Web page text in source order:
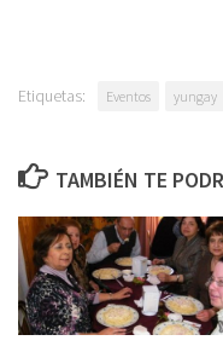
Etiquetas: Eventos yungay
TAMBIÉN TE